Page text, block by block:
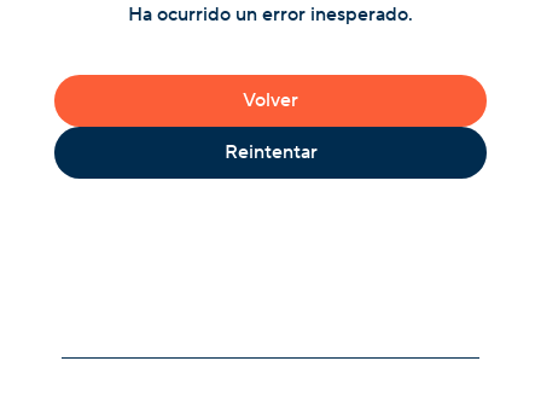
Ha ocurrido un error inesperado.
Volver
Reintentar